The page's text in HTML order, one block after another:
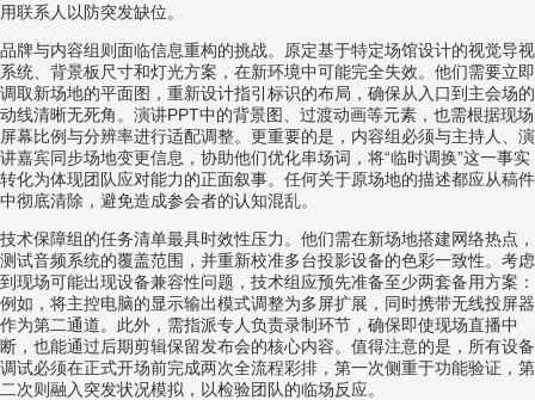
用联系人以防突发缺位。
品牌与内容组则面临信息重构的挑战。原定基于特定场馆设计的视觉导视
系统、背景板尺寸和灯光方案，在新环境中可能完全失效。他们需要立即
调取新场地的平面图，重新设计指引标识的布局，确保从入口到主会场的
动线清晰无死角。演讲PPT中的背景图、过渡动画等元素，也需根据现场
屏幕比例与分辨率进行适配调整。更重要的是，内容组必须与主持人、演
讲嘉宾同步场地变更信息，协助他们优化串场词，将“临时调换”这一事实
转化为体现团队应对能力的正面叙事。任何关于原场地的描述都应从稿件
中彻底清除，避免造成参会者的认知混乱。
技术保障组的任务清单最具时效性压力。他们需在新场地搭建网络热点，
测试音频系统的覆盖范围，并重新校准多台投影设备的色彩一致性。考虑
到现场可能出现设备兼容性问题，技术组应预先准备至少两套备用方案：
例如，将主控电脑的显示输出模式调整为多屏扩展，同时携带无线投屏器
作为第二通道。此外，需指派专人负责录制环节，确保即使现场直播中
断，也能通过后期剪辑保留发布会的核心内容。值得注意的是，所有设备
调试必须在正式开场前完成两次全流程彩排，第一次侧重于功能验证，第
二次则融入突发状况模拟，以检验团队的临场反应。